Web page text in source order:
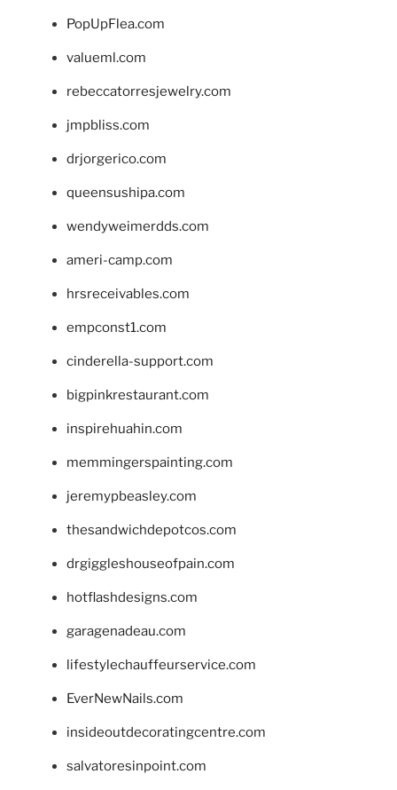
PopUpFlea.com
valueml.com
rebeccatorresjewelry.com
jmpbliss.com
drjorgerico.com
queensushipa.com
wendyweimerdds.com
ameri-camp.com
hrsreceivables.com
empconst1.com
cinderella-support.com
bigpinkrestaurant.com
inspirehuahin.com
memmingerspainting.com
jeremypbeasley.com
thesandwichdepotcos.com
drgiggleshouseofpain.com
hotflashdesigns.com
garagenadeau.com
lifestylechauffeurservice.com
EverNewNails.com
insideoutdecoratingcentre.com
salvatoresinpoint.com